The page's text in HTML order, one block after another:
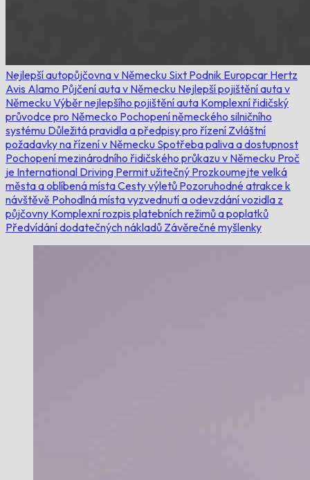
Nejlepší autopůjčovna v Německu Sixt Podnik Europcar Hertz
Avis Alamo Půjčení auta v Německu Nejlepší pojištění auta v
NěmeckuVýběr nejlepšího pojištění auta Komplexní řidičský
průvodce pro Německo Pochopení německého silničního
systému Důležitá pravidla a předpisy pro řízení Zvláštní
požadavky na řízení v Německu Spotřeba paliva a dostupnost
Pochopení mezinárodního řidičského průkazu v Německu Proč
je International Driving Permit užitečný Prozkoumejte velká
města a oblíbená místaCesty výletů Pozoruhodné atrakce k
návštěvě Pohodlná místa vyzvednutí a odevzdání vozidla z
půjčovny Komplexní rozpis platebních režimů a poplatků
Předvídání dodatečných nákladů Závěrečné myšlenky